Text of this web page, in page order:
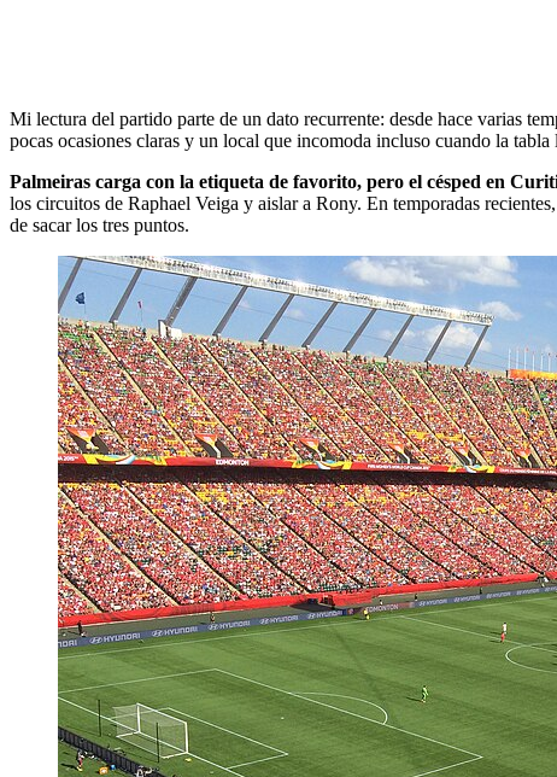
Mi lectura del partido parte de un dato recurrente: desde hace varias
pocas ocasiones claras y un local que incomoda incluso cuando la tabla
Palmeiras carga con la etiqueta de favorito, pero el césped en
los circuitos de Raphael Veiga y aislar a Rony. En temporadas
de sacar los tres puntos.